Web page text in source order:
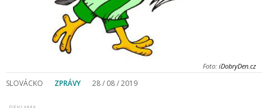
Foto: iDobryDen.cz
SLOVÁCKO ZPRÁVY 28 / 08 / 2019